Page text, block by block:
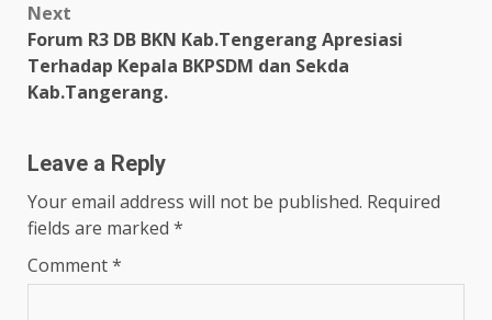
Next
Forum R3 DB BKN Kab.Tengerang Apresiasi
Terhadap Kepala BKPSDM dan Sekda
Kab.Tangerang.
Leave a Reply
Your email address will not be published. Required
fields are marked *
Comment*